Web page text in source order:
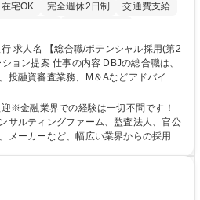
在宅OK 完全週休2日制
交通費支給
(第2
DBJの総合職は、
投融資審査業務、M＆Aなどアドバイザ
、多様な業務に精通し、複数の専門性を
入社後は、横断的なロー
応じたキャリアを形成していただきま
下記いずれかの部門でご活躍いただきま
業務内容に関しては、別途その他労働条
※金融業界での経験は一切不問です！
サルティングファーム、監査法人、官公
メーカーなど、幅広い業界からの採用実
ています。ポテンシャル採用（第2新
識を問いません。新たな時代を見据え